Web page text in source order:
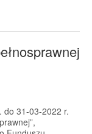
do 31-03-2022 r.